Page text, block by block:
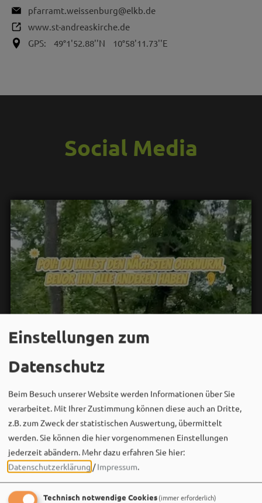
pfarramt.weissenburg@elkb.de
www.st-andreaskirche.de
GPS:
49°1'52.88''N 10°58'11.73''E
Social Media
Einstellungen zum
Datenschutz
Beim Besuch unserer Website werden Informationen über Sie
verarbeitet. Mit Ihrer Zustimmung können diese auch an Dritte,
z.B. zum Zweck der statistischen Auswertung, übermittelt
werden. Sie können die hier vorgenommenen Einstellungen
jederzeit abändern. Mehr dazu erfahren Sie hier:
Datenschutzerklärung /Impressum.
Technisch notwendige Cookies(immer erforderlich)